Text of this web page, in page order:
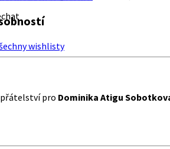
wishlisty
pro Dominika Atigu